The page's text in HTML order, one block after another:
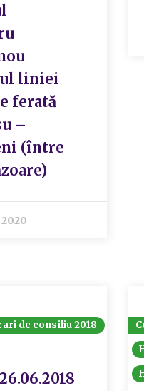
liniei
ferată
–
(între
de consiliu 2018